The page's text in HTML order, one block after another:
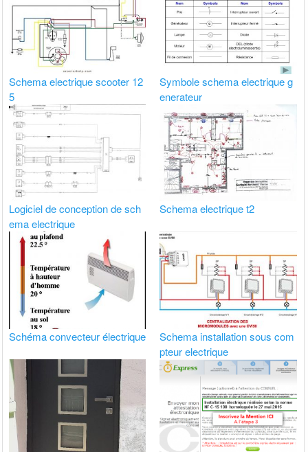
Schema electrique scooter 12
5
Symbole schema electrique g
enerateur
Logiciel de conception de sch
ema electrique
Schema electrique t2
Schéma convecteur électrique
Schema installation sous com
pteur electrique